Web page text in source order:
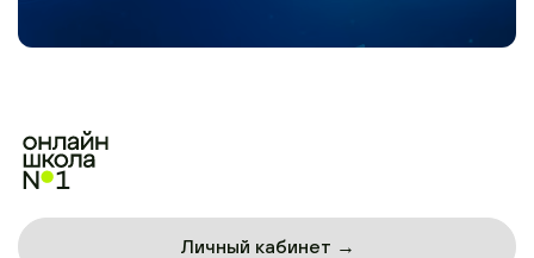
Личный кабинет →